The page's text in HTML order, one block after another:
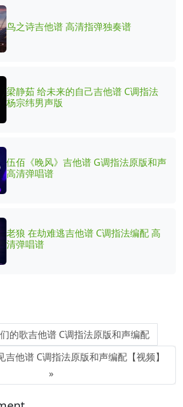
鸟之诗吉他谱 高清指弹独奏谱
梁静茹 给未来的自己吉他谱 C调指法
杨宗纬男声版
伍佰《晚风》吉他谱 G调指法原版和声
高清弹唱谱
老狼 在劫难逃吉他谱 C调指法编配 高
清弹唱谱
的歌吉他谱 C调指法原版和声编配
吉他谱 C调指法原版和声编配【视频】